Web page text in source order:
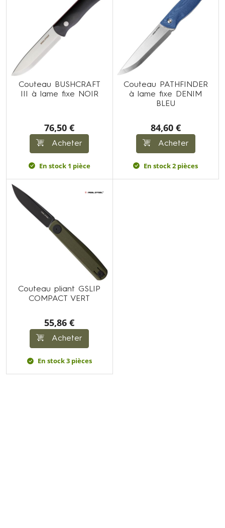
Couteau BUSHCRAFT
III à lame fixe NOIR
76,50 €
Acheter
En stock 1 pièce
Couteau PATHFINDER
à lame fixe DENIM
BLEU
84,60 €
Acheter
En stock 2 pièces
Couteau pliant GSLIP
COMPACT VERT
55,86 €
Acheter
En stock 3 pièces